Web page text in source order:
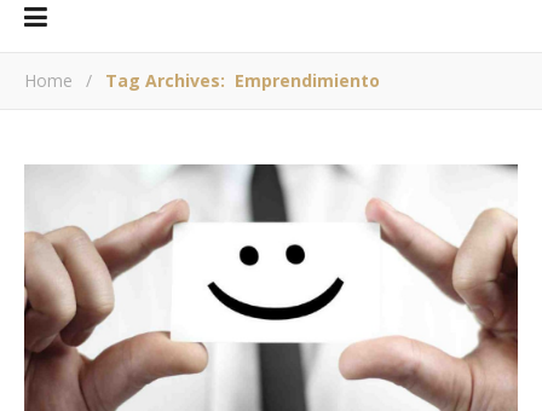
Home / Tag Archives: Emprendimiento